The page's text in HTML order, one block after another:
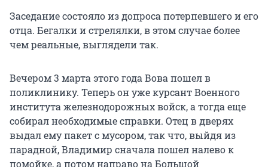
Заседание состояло из допроса потерпевшего и его
отца. Бегалки и стрелялки, в этом случае более
чем реальные, выглядели так.
Вечером 3 марта этого года Вова пошел в
поликлинику. Теперь он уже курсант Военного
института железнодорожных войск, а тогда еще
собирал необходимые справки. Отец в дверях
выдал ему пакет с мусором, так что, выйдя из
парадной, Владимир сначала пошел налево к
помойке, а потом направо на Большой